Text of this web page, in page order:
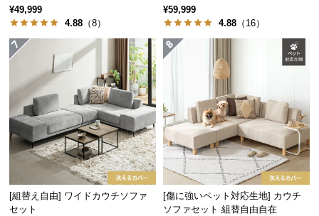
て
会
約
に
つ
い
て
お
グ 天然木フレーム 北欧
¥49,999
4.88 （8）
字 ホテルライク 高級感
¥59,999
4.88 （16）
[組替え自由] ワイドカウチソファ
セット
[傷に強いペット対応生地] カウチ
ソファセット 組替自由自在